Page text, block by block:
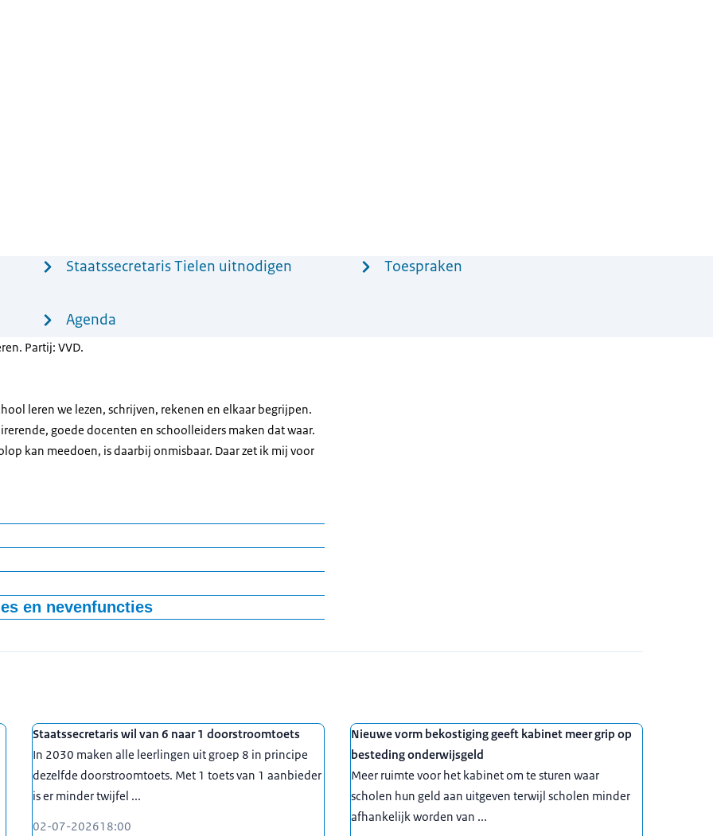
Staatssecretaris Tielen uitnodigen Toespraken
Agenda
Partij: VVD.
leren we lezen, schrijven, rekenen en elkaar begrijpen.
goede docenten en schoolleiders maken dat waar.
kan meedoen, is daarbij onmisbaar. Daar zet ik mij voor
gedrag en seksueel geweld
Onderwijs en Emancipatie in het kabinet-Jetten
VVD; portefeuilles gezondheidszorg, onderwijs, sociale
Aardgaswinning Groningen (25 mei 2021 -20 april
B.V
en nevenfuncties
Staatssecretaris wil van 6 naar 1 doorstroomtoets
In 2030 maken alle leerlingen uit groep 8 in principe
dezelfde doorstroomtoets. Met 1 toets van 1 aanbieder
is er minder twijfel ...
02-07-202618:00
Nieuwe vorm bekostiging geeft kabinet meer grip op
besteding onderwijsgeld
Meer ruimte voor het kabinet om te sturen waar
scholen hun geld aan uitgeven terwijl scholen minder
afhankelijk worden van ...